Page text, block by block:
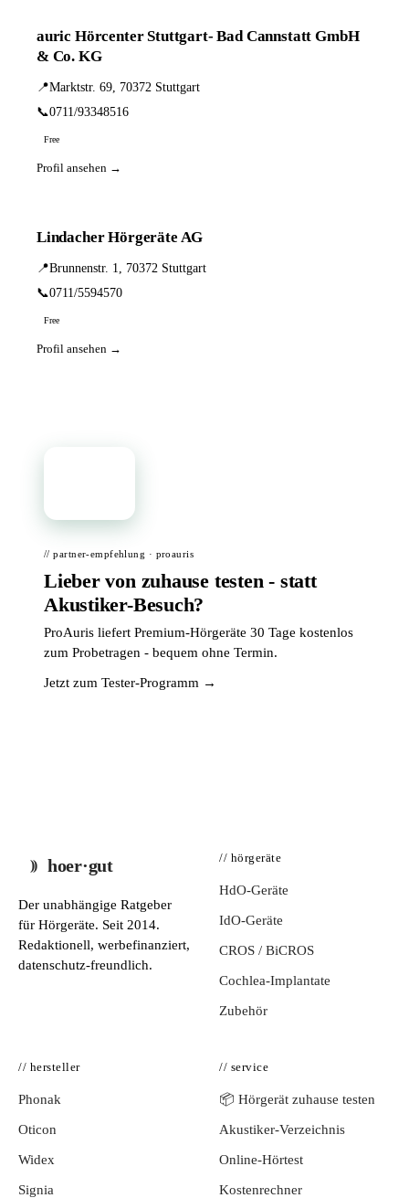
auric Hörcenter Stuttgart- Bad Cannstatt GmbH
& Co. KG
📍Marktstr. 69, 70372 Stuttgart
📞0711/93348516
Free
Profil ansehen →
Lindacher Hörgeräte AG
📍Brunnenstr. 1, 70372 Stuttgart
📞0711/5594570
Free
Profil ansehen →
// partner-empfehlung · proauris
Lieber von zuhause testen - statt
Akustiker-Besuch?
ProAuris liefert Premium-Hörgeräte 30 Tage kostenlos
zum Probetragen - bequem ohne Termin.
Jetzt zum Tester-Programm →
hoer·gut
Der unabhängige Ratgeber
für Hörgeräte. Seit 2014.
Redaktionell, werbefinanziert,
datenschutz-freundlich.
// hörgeräte
HdO-Geräte
IdO-Geräte
CROS / BiCROS
Cochlea-Implantate
Zubehör
// hersteller
Phonak
Oticon
Widex
Signia
// service
📦 Hörgerät zuhause testen
Akustiker-Verzeichnis
Online-Hörtest
Kostenrechner